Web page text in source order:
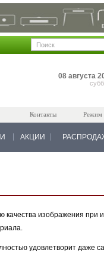
08 августа
Контакты Режим
АКЦИИ
изображения при
удовлетворит даже